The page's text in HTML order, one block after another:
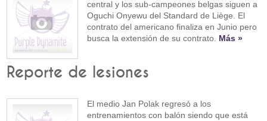
central y los sub-campeones belgas siguen a
Oguchi Onyewu del Standard de Liège. El
contrato del americano finaliza en Junio pero
busca la extensión de su contrato. Más »
Reporte de lesiones
El medio Jan Polak regresó a los
entrenamientos con balón siendo que está